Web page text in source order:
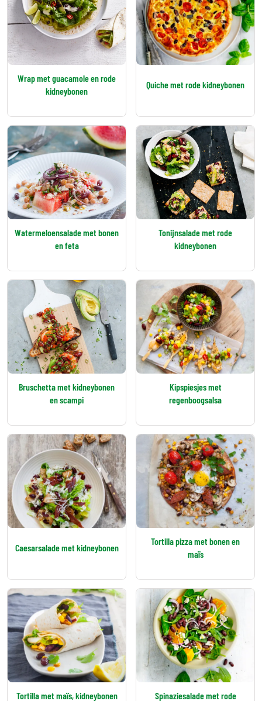
Wrap met guacamole en rode
kidneybonen
Quiche met rode kidneybonen
Watermeloensalade met bonen
en feta
Tonijnsalade met rode
kidneybonen
Bruschetta met kidneybonen
en scampi
Kipspiesjes met
regenboogsalsa
Caesarsalade met kidneybonen
Tortilla pizza met bonen en
maïs
Tortilla met maïs, kidneybonen
Spinaziesalade met rode